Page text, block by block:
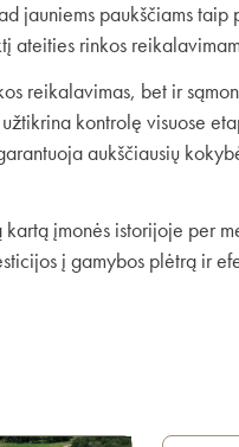
jauniems paukščiams taip
ateities rinkos
reikalavimas, bet ir
kontrolę visuose
aukščiausių
įmonės istorijoje per
į gamybos plėtrą ir